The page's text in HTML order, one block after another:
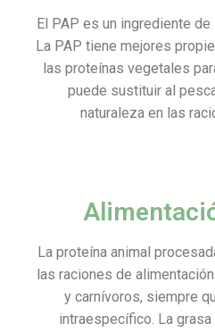
El PAP es un ingrediente
La PAP tiene mejores
las proteínas vegetales
puede sustituir al
naturaleza en las
La proteína animal
las raciones de
y carnívoros, siempre
intraespecífico. La